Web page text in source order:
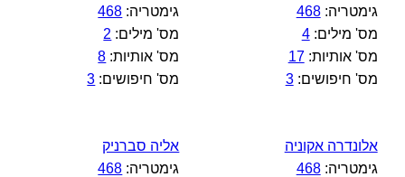
גימטריה:468
מס' מילים:4
מס' אותיות:17
מס' חיפושים:3
גימטריה: 468
מס' מילים: 2
מס' אותיות: 8
מס' חיפושים: 3
אלונדרה אקוניה
גימטריה:468
אליה סברניק
גימטריה: 468